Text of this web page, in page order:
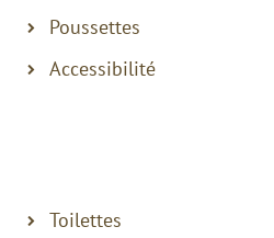
Poussettes
Accessibilité
Toilettes